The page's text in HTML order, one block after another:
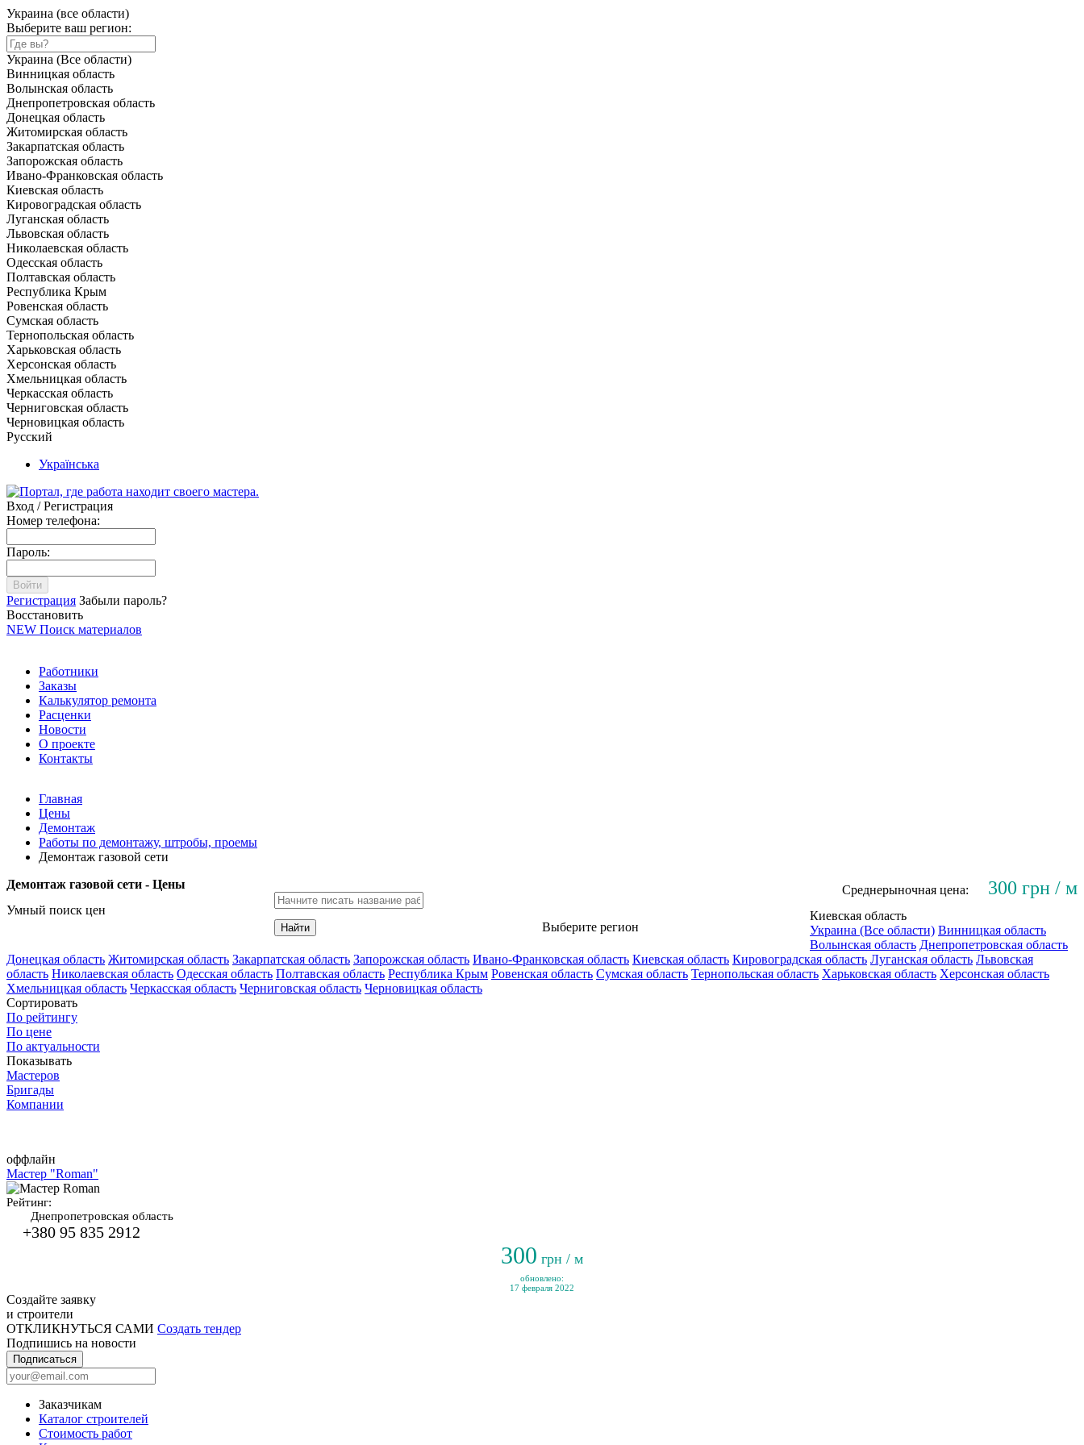
Украина (все области)
Выберите ваш регион:
Украина (Все области)
Винницкая область
Волынская область
Днепропетровская область
Донецкая область
Житомирская область
Закарпатская область
Запорожская область
Ивано-Франковская область
Киевская область
Кировоградская область
Луганская область
Львовская область
Николаевская область
Одесская область
Полтавская область
Республика Крым
Ровенская область
Сумская область
Тернопольская область
Харьковская область
Херсонская область
Хмельницкая область
Черкасская область
Черниговская область
Черновицкая область
Русский
Українська
Вход / Регистрация
Номер телефона:
Пароль:
Войти
Регистрация Забыли пароль?
Восстановить
NEW Поиск материалов
Работники
Заказы
Калькулятор ремонта
Расценки
Новости
О проекте
Контакты
Главная
Цены
Демонтаж
Работы по демонтажу, штробы, проемы
Демонтаж газовой сети
Демонтаж газовой сети - Цены
Среднерыночная цена: 300 грн / м
Умный поиск цен
Найти Выберите регион
Киевская область
Украина (Все области) Винницкая область
Волынская область Днепропетровская область
Донецкая область Житомирская область Закарпатская область Запорожская область Ивано-Франковская область Киевская область Кировоградская область Луганская область Львовская
область Николаевская область Одесская область Полтавская область Республика Крым Ровенская область Сумская область Тернопольская область Харьковская область Херсонская область
Хмельницкая область Черкасская область Черниговская область Черновицкая область
Сортировать
По рейтингу
По цене
По актуальности
Показывать
Мастеров
Бригады
Компании
оффлайн
Мастер "Roman"
Рейтинг:
Днепропетровская область
+380 95 835 2912
300 грн / м
обновлено:
17 февраля 2022
Создайте заявку
и строители
ОТКЛИКНУТЬСЯ САМИ Создать тендер
Подпишись на новости
Подписаться
Заказчикам
Каталог строителей
Стоимость работ